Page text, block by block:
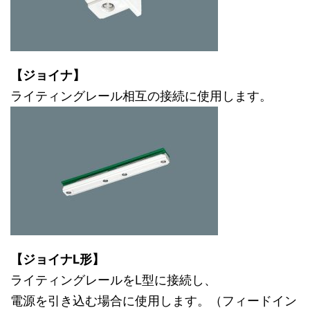
【ジョイナ】
ライティングレール相互の接続に使用します。
【ジョイナL形】
ライティングレールをL型に接続し、
電源を引き込む場合に使用します。（フィードイン